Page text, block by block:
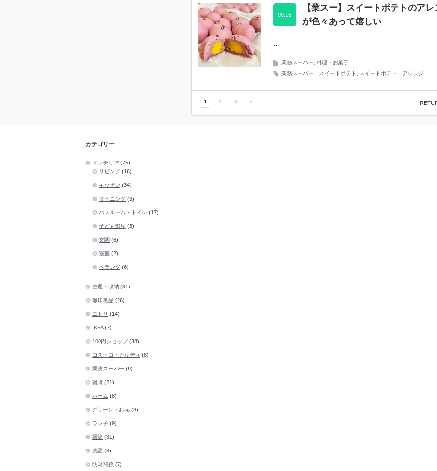
【業スー】スイートポテトのアレ
が色々あって嬉しい
09.15
…
業務スーパー 料理・お菓子
業務スーパー スイートポテト
スイートポテト アレンジ
1 2 3 »
カテゴリー
インテリア (75)
リビング (16)
キッチン (34)
ダイニング (3)
バスルーム・トイレ (17)
子ども部屋 (3)
玄関 (6)
寝室 (2)
ベランダ (6)
整理・収納 (31)
無印良品 (26)
ニトリ (14)
IKEA(7)
100円ショップ(38)
コストコ・カルディ (8)
業務スーパー (9)
雑貨 (21)
ホーム (8)
グリーン・お花 (3)
ランチ (9)
掃除 (31)
洗濯 (3)
防災関係 (7)